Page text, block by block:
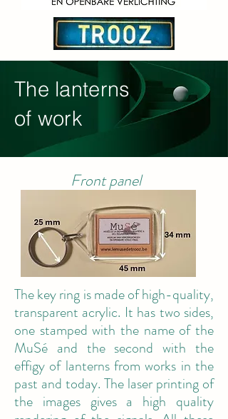
The lanterns
of work
Front panel
The key ring is made of high-quality,
transparent acrylic. It has two sides,
one stamped with the name of the
MuSé and the second with the
effigy of lanterns from works in the
past and today. The laser printing of
the images gives a high quality